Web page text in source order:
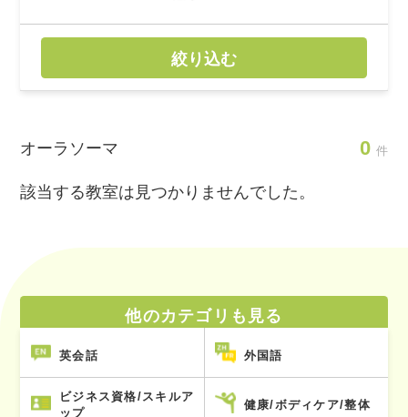
絞り込む
オーラソーマ 0 件
該当する教室は見つかりませんでした。
他のカテゴリも見る
英会話 外国語
ビジネス資格/スキルア
ップ
健康/ボディケア/整体